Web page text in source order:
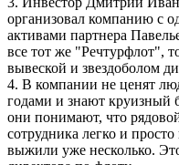
организовал компанию с
активами партнера
все тот же "Речтурфлот",
вывеской и звездоболом
4. В компании не ценят
годами и знают круизный
они понимают, что
сотрудника легко и
выжили уже несколько.